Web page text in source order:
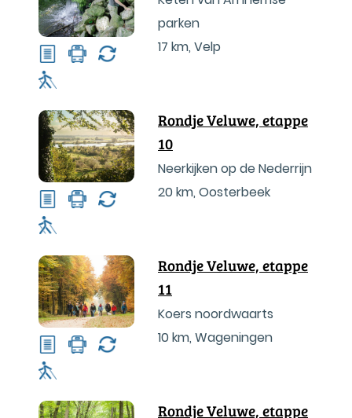
parken
17 km, Velp
Rondje Veluwe, etappe
10
Neerkijken op de Nederrijn
20 km, Oosterbeek
Rondje Veluwe, etappe
11
Koers noordwaarts
10 km, Wageningen
Rondje Veluwe, etappe